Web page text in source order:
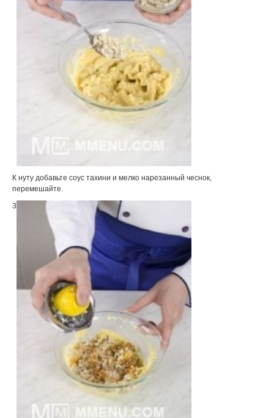
К нуту добавьте соус тахини и мелко нарезанный чеснок,
перемешайте.
3